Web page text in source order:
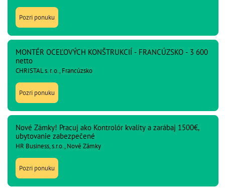
Pozri ponuku
MONTÉR OCEĽOVÝCH KONŠTRUKCIÍ - FRANCÚZSKO - 3 600
netto
CHRISTAL s. r. o., Francúzsko
Pozri ponuku
Nové Zámky! Pracuj ako Kontrolór kvality a zarábaj 1500€,
ubytovanie zabezpečené
HR Business, s.r.o., Nové Zámky
Pozri ponuku